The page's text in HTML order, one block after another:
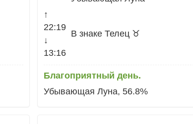
↑
22:19
↓
13:16
В знаке Телец ♉
Благоприятный день.
Убывающая Луна, 56.8%